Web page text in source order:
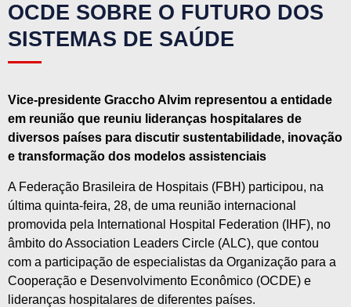
OCDE SOBRE O FUTURO DOS
SISTEMAS DE SAÚDE
Vice-presidente Graccho Alvim representou a entidade
em reunião que reuniu lideranças hospitalares de
diversos países para discutir sustentabilidade, inovação
e transformação dos modelos assistenciais
A Federação Brasileira de Hospitais (FBH) participou, na
última quinta-feira, 28, de uma reunião internacional
promovida pela International Hospital Federation (IHF), no
âmbito do Association Leaders Circle (ALC), que contou
com a participação de especialistas da Organização para a
Cooperação e Desenvolvimento Econômico (OCDE) e
lideranças hospitalares de diferentes países.